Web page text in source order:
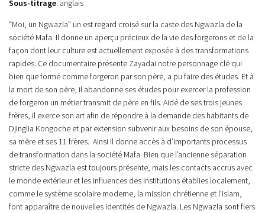
Sous-titrage: anglais
“Moi, un Ngwazla” un est regard croisé sur la caste des Ngwazla de la
société Mafa. Il donne un aperçu précieux de la vie des forgerons et de la
façon dont leur culture est actuellement exposée à des transformations
rapides. Ce documentaire présente Zayadai notre personnage clé qui
bien que formé comme forgeron par son père, a pu faire des études. Et à
la mort de son père, il abandonne ses études pour exercer la profession
de forgeron un métier transmit de père en fils. Aidé de ses trois jeunes
frères, il exerce son art afin de répondre à la demande des habitants de
Djinglia Kongoche et par extension subvenir aux besoins de son épouse,
sa mère et ses 11 frères. Ainsi il donne accès à d’importants processus
de transformation dans la société Mafa. Bien que l’ancienne séparation
stricte des Ngwazla est toujours présente, mais les contacts accrus avec
le monde extérieur et les influences des institutions établies localement,
comme le système scolaire moderne, la mission chrétienne et l’islam,
font apparaître de nouvelles identités de Ngwazla. Les Ngwazla sont fiers